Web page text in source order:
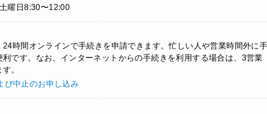
曜日8:30〜12:00
時間オンラインで手続きを申請できます。忙しい人や営業時間外に
です。なお、インターネットからの手続きを利用する場合は、3営業
。
び中止のお申し込み